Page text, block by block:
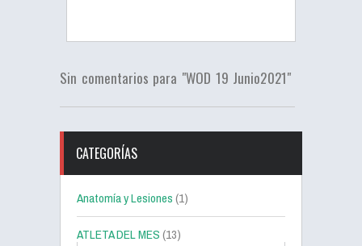
Sin comentarios para "WOD 19 Junio2021"
CATEGORÍAS
Anatomía y Lesiones(1)
ATLETA DEL MES(13)